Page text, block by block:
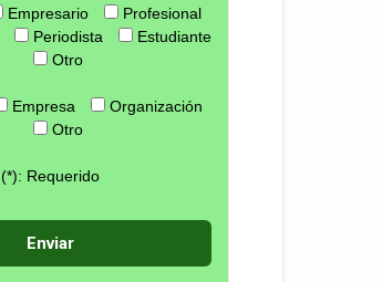
Empresario
Profesional
Periodista
Estudiante
Otro
Empresa
Organización
Otro
(*): Requerido